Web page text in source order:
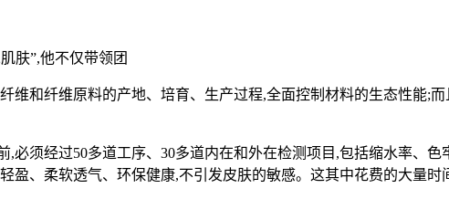
肤”,他不仅带领团
纤维原料的产地、培育、生产过程,全面控制材料的生态性能;而
经过50多道工序、30多道内在和外在检测项目,包括缩水率、色
盈、柔软透气、环保健康,不引发皮肤的敏感。这其中花费的大量